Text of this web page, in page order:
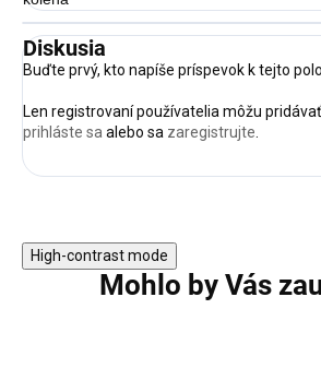
Diskusia
Buďte prvý, kto napíše príspevok k tejto
Len registrovaní používatelia môžu
prihláste sa alebo sa zaregistrujte
High-contrast mode
Mohlo by Vás